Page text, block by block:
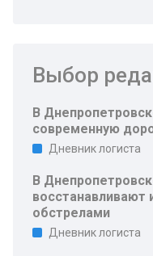
Выбор
В
современную
Дневник логиста
В
восстанавливают
обстрелами
Дневник логиста